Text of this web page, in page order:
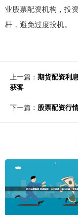
业股票配资机构，投
杆，避免过度投机。
上一篇： 期货配资利
获客
下一篇： 股票配资行